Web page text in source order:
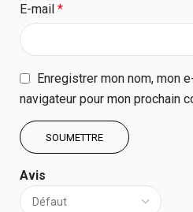
Avis
E-mail *
Enregistrer mon nom, mon
navigateur pour mon prochain